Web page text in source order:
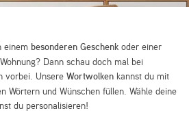
einem besonderen Geschenk oder einer
Dann schau doch mal bei
vorbei. UnsereWortwolken kannst du mit
Wörtern und Wünschen füllen. Wähle deine
du personalisieren!